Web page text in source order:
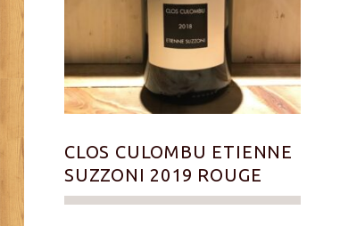
CLOS CULOMBU ETIENNE
SUZZONI 2019 ROUGE